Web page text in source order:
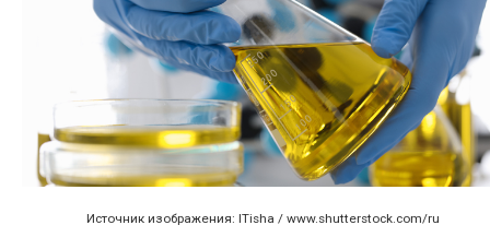
Источник изображения: ITisha / www.shutterstock.com/ru